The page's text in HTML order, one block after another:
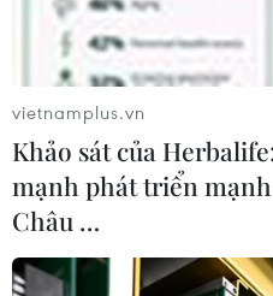
mạng tại chỗ, 1 người bị
vietnamplus.vn
Khảo sát của
mạnh phát triển
Châu …